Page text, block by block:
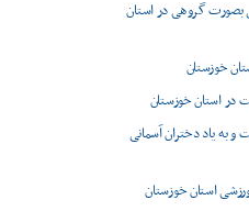
بصورت گروهی در استان
خوزستان
در استان خوزستان
به یاد دختران آسمانی